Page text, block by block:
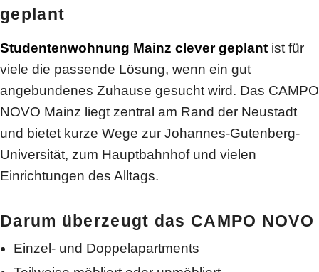
geplant
Studentenwohnung Mainz clever geplant ist für
viele die passende Lösung, wenn ein gut
angebundenes Zuhause gesucht wird. Das CAMPO
NOVO Mainz liegt zentral am Rand der Neustadt
und bietet kurze Wege zur Johannes-Gutenberg-
Universität, zum Hauptbahnhof und vielen
Einrichtungen des Alltags.
Darum überzeugt das CAMPO NOVO
Einzel- und Doppelapartments